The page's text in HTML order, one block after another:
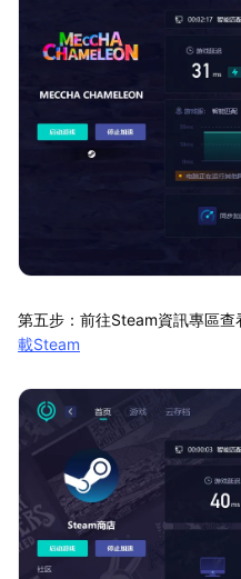
第五步：前往Steam資訊專區
載Steam